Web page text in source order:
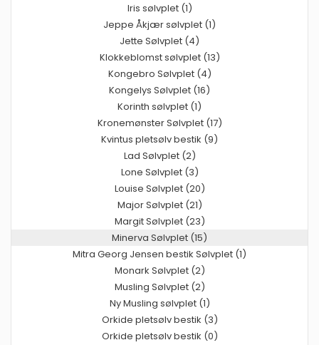
Iris sølvplet (1)
Jeppe Åkjær sølvplet (1)
Jette Sølvplet (4)
Klokkeblomst sølvplet (13)
Kongebro Sølvplet (4)
Kongelys Sølvplet (16)
Korinth sølvplet (1)
Kronemønster Sølvplet (17)
Kvintus pletsølv bestik (9)
Lad Sølvplet (2)
Lone Sølvplet (3)
Louise Sølvplet (20)
Major Sølvplet (21)
Margit Sølvplet (23)
Minerva Sølvplet (15)
Mitra Georg Jensen bestik Sølvplet (1)
Monark Sølvplet (2)
Musling Sølvplet (2)
Ny Musling sølvplet (1)
Orkide pletsølv bestik (3)
Orkide pletsølv bestik (0)